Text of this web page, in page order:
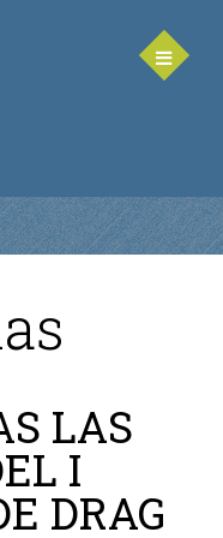
2027
LAS
I
DRAG